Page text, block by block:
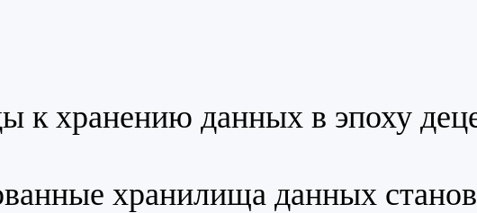
к хранению данных в эпоху
хранилища данных